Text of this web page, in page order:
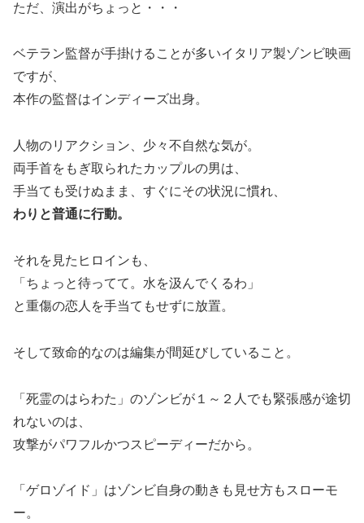
ただ、演出がちょっと・・・
ベテラン監督が手掛けることが多いイタリア製ゾンビ映画
ですが、
本作の監督はインディーズ出身。
人物のリアクション、少々不自然な気が。
両手首をもぎ取られたカップルの男は、
手当ても受けぬまま、すぐにその状況に慣れ、
わりと普通に行動。
それを見たヒロインも、
「ちょっと待ってて。水を汲んでくるわ」
と重傷の恋人を手当てもせずに放置。
そして致命的なのは編集が間延びしていること。
「死霊のはらわた」のゾンビが１～２人でも緊張感が途切
れないのは、
攻撃がパワフルかつスピーディーだから。
「ゲロゾイド」はゾンビ自身の動きも見せ方もスローモ
ー。